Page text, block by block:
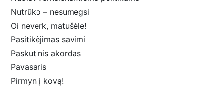
Nutrūko – nesumegsi
Oi neverk, matušėle!
Pasitikėjimas savimi
Paskutinis akordas
Pavasaris
Pirmyn į kovą!